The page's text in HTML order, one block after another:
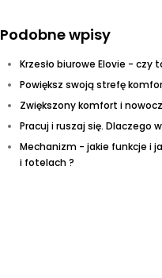
Podobne wpisy
Krzesło biurowe Elovie - czy
Powiększ swoją strefę
Zwiększony komfort i
Pracuj i ruszaj się. Dlaczego
Mechanizm - jakie funkcje i
i fotelach ?